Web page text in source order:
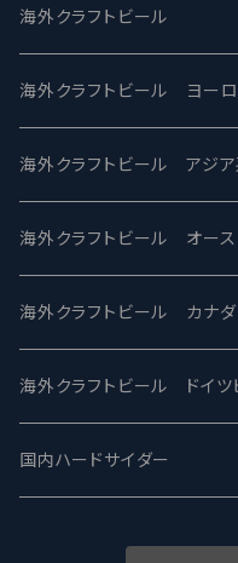
UCHU BREWING -うちゅう
バテレ -VERTERE
2nd Story Ale Works -セカ
ビアへるん - Beer Hearn
忽布古丹醸造 - HOP
ワイマーケットブルーイ
志賀高原ビール -
海外クラフトビール
Modern Times モダンタ
Maui マウイ
Toppling Goliath トップリ
Fair State フェアステイト
Lagunitas ラグニタス
FirestoneWalker ファイア
海外クラフトビール ヨーロ
UnBarred -アンバード
SAIREN /サイレン
ワイルドチャイルド - Wilde
BrewDog Brewery - ブリュ
The Flying Inn / ザ フライ
海外クラフトビール アジア
gweilo-鬼佬 グウァイロ
Heart Of Darkness - ハー
Carbon brews -カーボン
TAIHU - タイフー
海外クラフトビール オース
ROCKY RIDGE - ロッキーリ
BODRIGGY BREWING
CO-CONSPIRATORS コ・
海外クラフトビール カナダ
Jackie O's ジャッキーオー
Westbrook ウェストブル
海外クラフトビール ドイツ
Karmeliten カーメリテン
国内ハードサイダー